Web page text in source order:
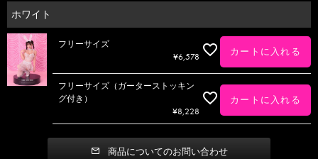
ホワイト
フリーサイズ
¥6,578 カートに入れる
フリーサイズ（ガーターストッキン
グ付き）
¥8,228
カートに入れる
商品についてのお問い合わせ